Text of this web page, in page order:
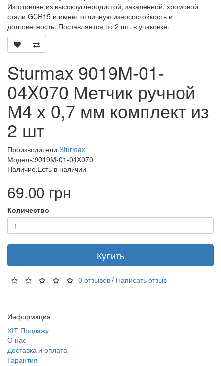
Изготовлен из высокоуглеродистой, закаленной, хромовой
стали GCR15 и имеет отличную износостойкость и
долговечность. Поставляется по 2 шт. в упаковке.
Sturmax 9019M-01-
04X070 Метчик ручной
М4 х 0,7 мм комплект из
2 шт
Производители Sturmax
Модель:9019M-01-04X070
Наличие:Есть в наличии
69.00 грн
Количество
Купить
0 отзывов / Написать отзыв
Информация
ХІТ Продажу
О нас
Доставка и оплата
Гарантия